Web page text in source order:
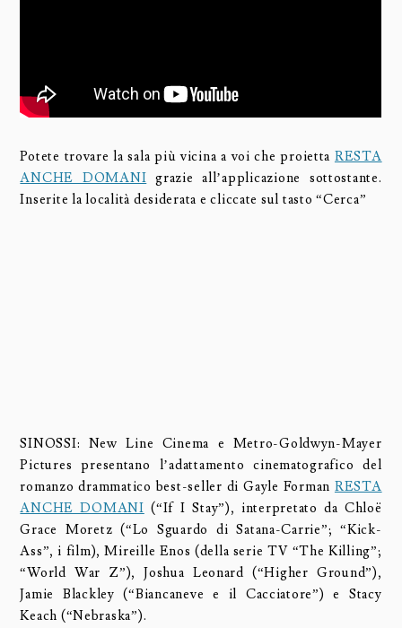
Potete trovare la sala più vicina a voi che proietta RESTA
ANCHE DOMANI grazie all’applicazione sottostante.
Inserite la località desiderata e cliccate sul tasto “Cerca”
SINOSSI: New Line Cinema e Metro-Goldwyn-Mayer
Pictures presentano l’adattamento cinematografico del
romanzo drammatico best-seller di Gayle Forman RESTA
ANCHE DOMANI (“If I Stay”), interpretato da Chloë
Grace Moretz (“Lo Sguardo di Satana-Carrie”; “Kick-
Ass”, i film), Mireille Enos (della serie TV “The Killing”;
“World War Z”), Joshua Leonard (“Higher Ground”),
Jamie Blackley (“Biancaneve e il Cacciatore”) e Stacy
Keach (“Nebraska”).